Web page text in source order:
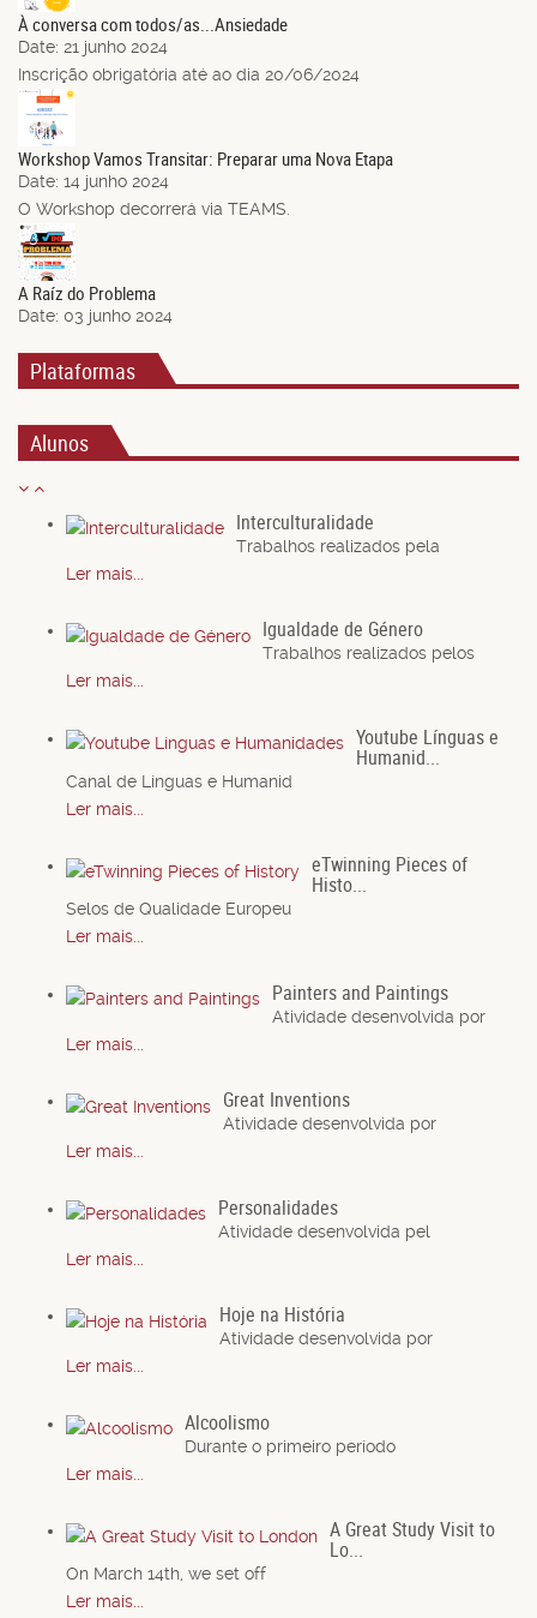
À conversa com todos/as...Ansiedade
Date: 21 junho 2024
Inscrição obrigatória até ao dia 20/06/2024
Jun.
Workshop Vamos Transitar: Preparar uma Nova Etapa
Date: 14 junho 2024
O Workshop decorrerá via TEAMS.
03
Jun.
A Raíz do Problema
Date: 03 junho 2024
Plataformas
Alunos
Interculturalidade
Trabalhos realizados pela
Ler mais...
Igualdade de Género
Trabalhos realizados pelos
Ler mais...
Youtube Línguas e
Humanid...
Canal de Línguas e Humanid
Ler mais...
eTwinning Pieces of
Histo...
Selos de Qualidade Europeu
Ler mais...
Painters and Paintings
Atividade desenvolvida por
Ler mais...
Great Inventions
Atividade desenvolvida por
Ler mais...
Personalidades
Atividade desenvolvida pel
Ler mais...
Hoje na História
Atividade desenvolvida por
Ler mais...
Alcoolismo
Durante o primeiro período
Ler mais...
A Great Study Visit to
Lo...
On March 14th, we set off
Ler mais...